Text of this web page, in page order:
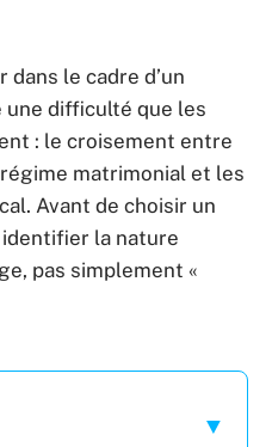
le cadre d’un
une difficulté que les
: le croisement entre
matrimonial et les
Avant de choisir un
la nature
pas simplement «